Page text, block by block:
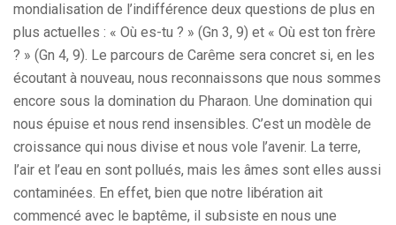
mondialisation de l’indifférence deux questions de plus en
plus actuelles : « Où es-tu ? » (Gn 3, 9) et « Où est ton frère
? » (Gn 4, 9). Le parcours de Carême sera concret si, en les
écoutant à nouveau, nous reconnaissons que nous sommes
encore sous la domination du Pharaon. Une domination qui
nous épuise et nous rend insensibles. C’est un modèle de
croissance qui nous divise et nous vole l’avenir. La terre,
l’air et l’eau en sont pollués, mais les âmes sont elles aussi
contaminées. En effet, bien que notre libération ait
commencé avec le baptême, il subsiste en nous une